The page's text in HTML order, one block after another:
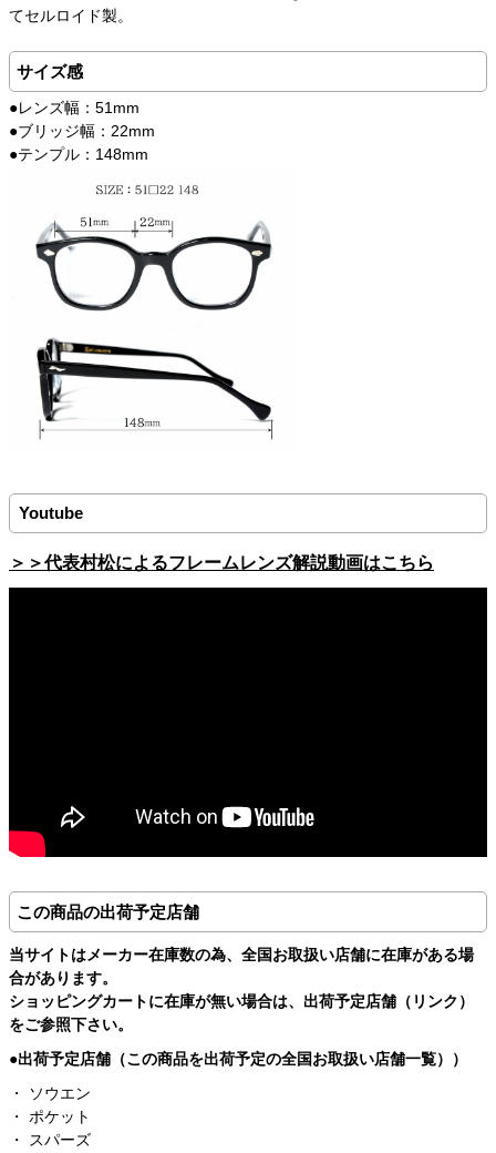
てセルロイド製。
サイズ感
●レンズ幅：51mm
●ブリッジ幅：22mm
●テンプル：148mm
Youtube
＞＞代表村松によるフレームレンズ解説動画はこちら
この商品の出荷予定店舗
当サイトはメーカー在庫数の為、全国お取扱い店舗に在庫がある場
合があります。
ショッピングカートに在庫が無い場合は、出荷予定店舗（リンク）
をご参照下さい。
●出荷予定店舗（この商品を出荷予定の全国お取扱い店舗一覧））
・
ソウエン
・ ポケット
・ スパーズ